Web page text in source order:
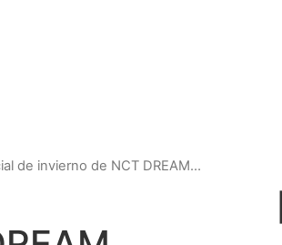
de invierno de NCT DREAM…